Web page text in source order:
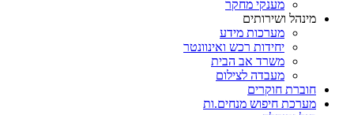
מענקי מחקר
מינהל ושירותים
מערכות מידע
יחידות רכש ואינוונטר
משרד אב הבית
מעבדה לצילום
חוברת חוקרים
מערכת חיפוש מנחים.ות